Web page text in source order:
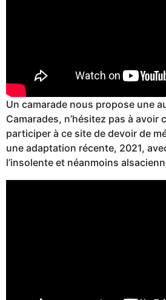
Un camarade nous propose une
Camarades, n’hésitez pas à avoir
participer à ce site de devoir de
une adaptation récente, 2021,
l’insolente et néanmoins